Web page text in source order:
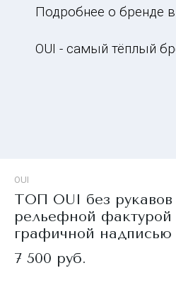
Подробнее о бренде
OUI - самый тёплый
OUI
ТОП OUI без рукавов
рельефной фактурой
графичной надписью
7 500 руб.